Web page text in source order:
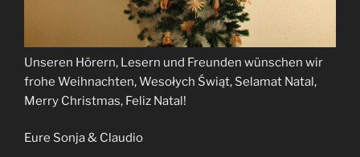
Unseren Hörern, Lesern und Freunden wünschen wir
frohe Weihnachten,Wesołych Świąt, Selamat Natal,
Merry Christmas, Feliz Natal!
Eure Sonja & Claudio